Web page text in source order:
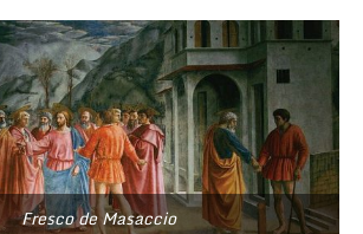
Fresco de Masaccio